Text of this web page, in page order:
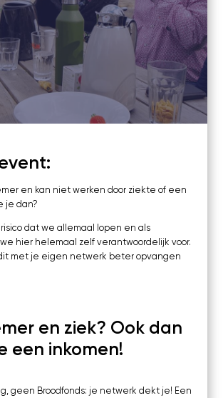
22 november 2021
10:00 11:00
Online
Zoom
en kan niet werken door ziekte of een
je dan?
dat we allemaal lopen en als
hier helemaal zelf verantwoordelijk voor.
met je eigen netwerk beter opvangen
en ziek? Ook dan
een inkomen!
geen Broodfonds: je netwerk dekt je! Een